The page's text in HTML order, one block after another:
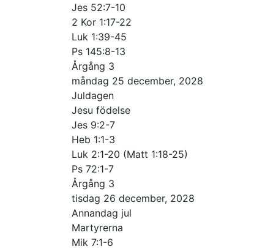
Jes 52:7-10
2 Kor 1:17-22
Luk 1:39-45
Ps 145:8-13
Årgång 3
måndag 25 december, 2028
Juldagen
Jesu födelse
Jes 9:2-7
Heb 1:1-3
Luk 2:1-20 (Matt 1:18-25)
Ps 72:1-7
Årgång 3
tisdag 26 december, 2028
Annandag jul
Martyrerna
Mik 7:1-6